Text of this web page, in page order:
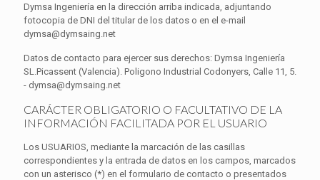
Dymsa Ingeniería en la dirección arriba indicada, adjuntando
fotocopia de DNI del titular de los datos o en el e-mail
dymsa@dymsaing.net
Datos de contacto para ejercer sus derechos: Dymsa Ingeniería
SL.Picassent (Valencia). Poligono Industrial Codonyers, Calle 11, 5.
- dymsa@dymsaing.net
CARÁCTER OBLIGATORIO O FACULTATIVO DE LA
INFORMACIÓN FACILITADA POR EL USUARIO
Los USUARIOS, mediante la marcación de las casillas
correspondientes y la entrada de datos en los campos, marcados
con un asterisco (*) en el formulario de contacto o presentados